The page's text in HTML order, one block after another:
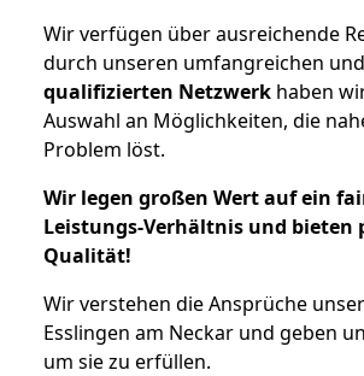
Wir verfügen über ausreichende
durch unseren umfangreichen und
qualifizierten Netzwerk haben
Auswahl an Möglichkeiten, die
Problem löst.
Wir legen großen Wert auf ein
Leistungs-Verhältnis und bieten
Qualität!
Wir verstehen die Ansprüche
Esslingen am Neckar und geben
um sie zu erfüllen.